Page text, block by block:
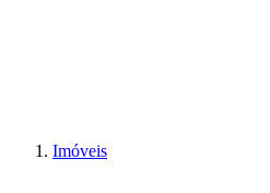
Imóveis